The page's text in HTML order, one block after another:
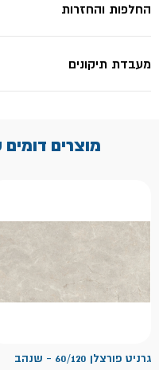
החלפות והחזרות
מעבדת תיקונים
מוצרים דומים
גרניט פורצלן 60/120 - שנהב